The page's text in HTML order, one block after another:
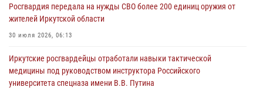
Дню Воздушно-десантных войск в Иркутской области
03 августа 2026, 03:32
сердца к сердцу» (видео)
31 июля 2026, 04:37 1
Росгвардия передала на нужды СВО более 200 единиц оружия от
жителей Иркутской области
30 июля 2026, 06:13
Иркутские росгвардейцы отработали навыки тактической
медицины под руководством инструктора Российского
университета спецназа имени В.В. Путина